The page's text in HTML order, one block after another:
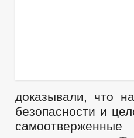
доказывали, что
безопасности и